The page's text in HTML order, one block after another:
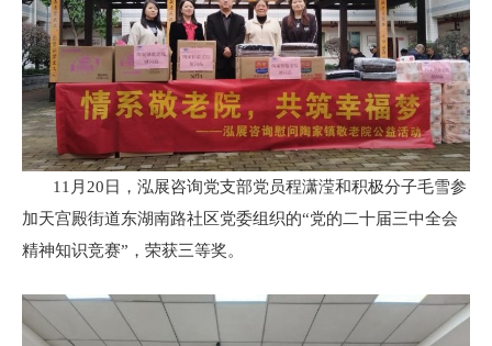
11月20日，泓展咨询党支部党员程潇滢和积极分子毛雪参
加天宫殿街道东湖南路社区党委组织的“党的二十届三中全会
精神知识竞赛”，荣获三等奖。